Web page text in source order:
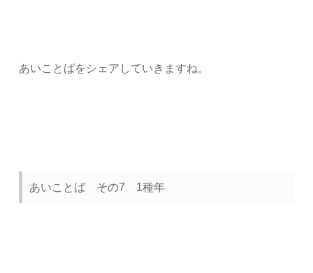
あいことばをシェアしていきますね。
あいことば その7 1種年